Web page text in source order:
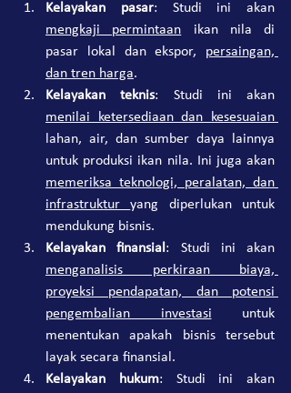
Kelayakan pasar
mengkaji permintaan ikan nila di
pasar lokal dan ekspor, persaingan,
dan tren harga.
Kelayakan teknis
lahan, air, dan sumber daya lainnya
memeriksa teknologi, peralatan, dan
infrastruktur yang diperlukan untuk
mendukung bisnis.
Kelayakan finansial
menganalisis perkiraan biaya,
proyeksi pendapatan, dan potensi
pengembalian investasi untuk
menentukan apakah bisnis tersebut
layak secara finansial.
Kelayakan hukum